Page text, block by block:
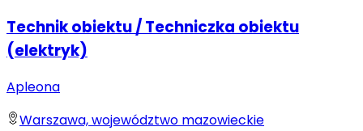
Technik obiektu / Techniczka obiektu
(elektryk)
Apleona
Warszawa, województwo mazowieckie